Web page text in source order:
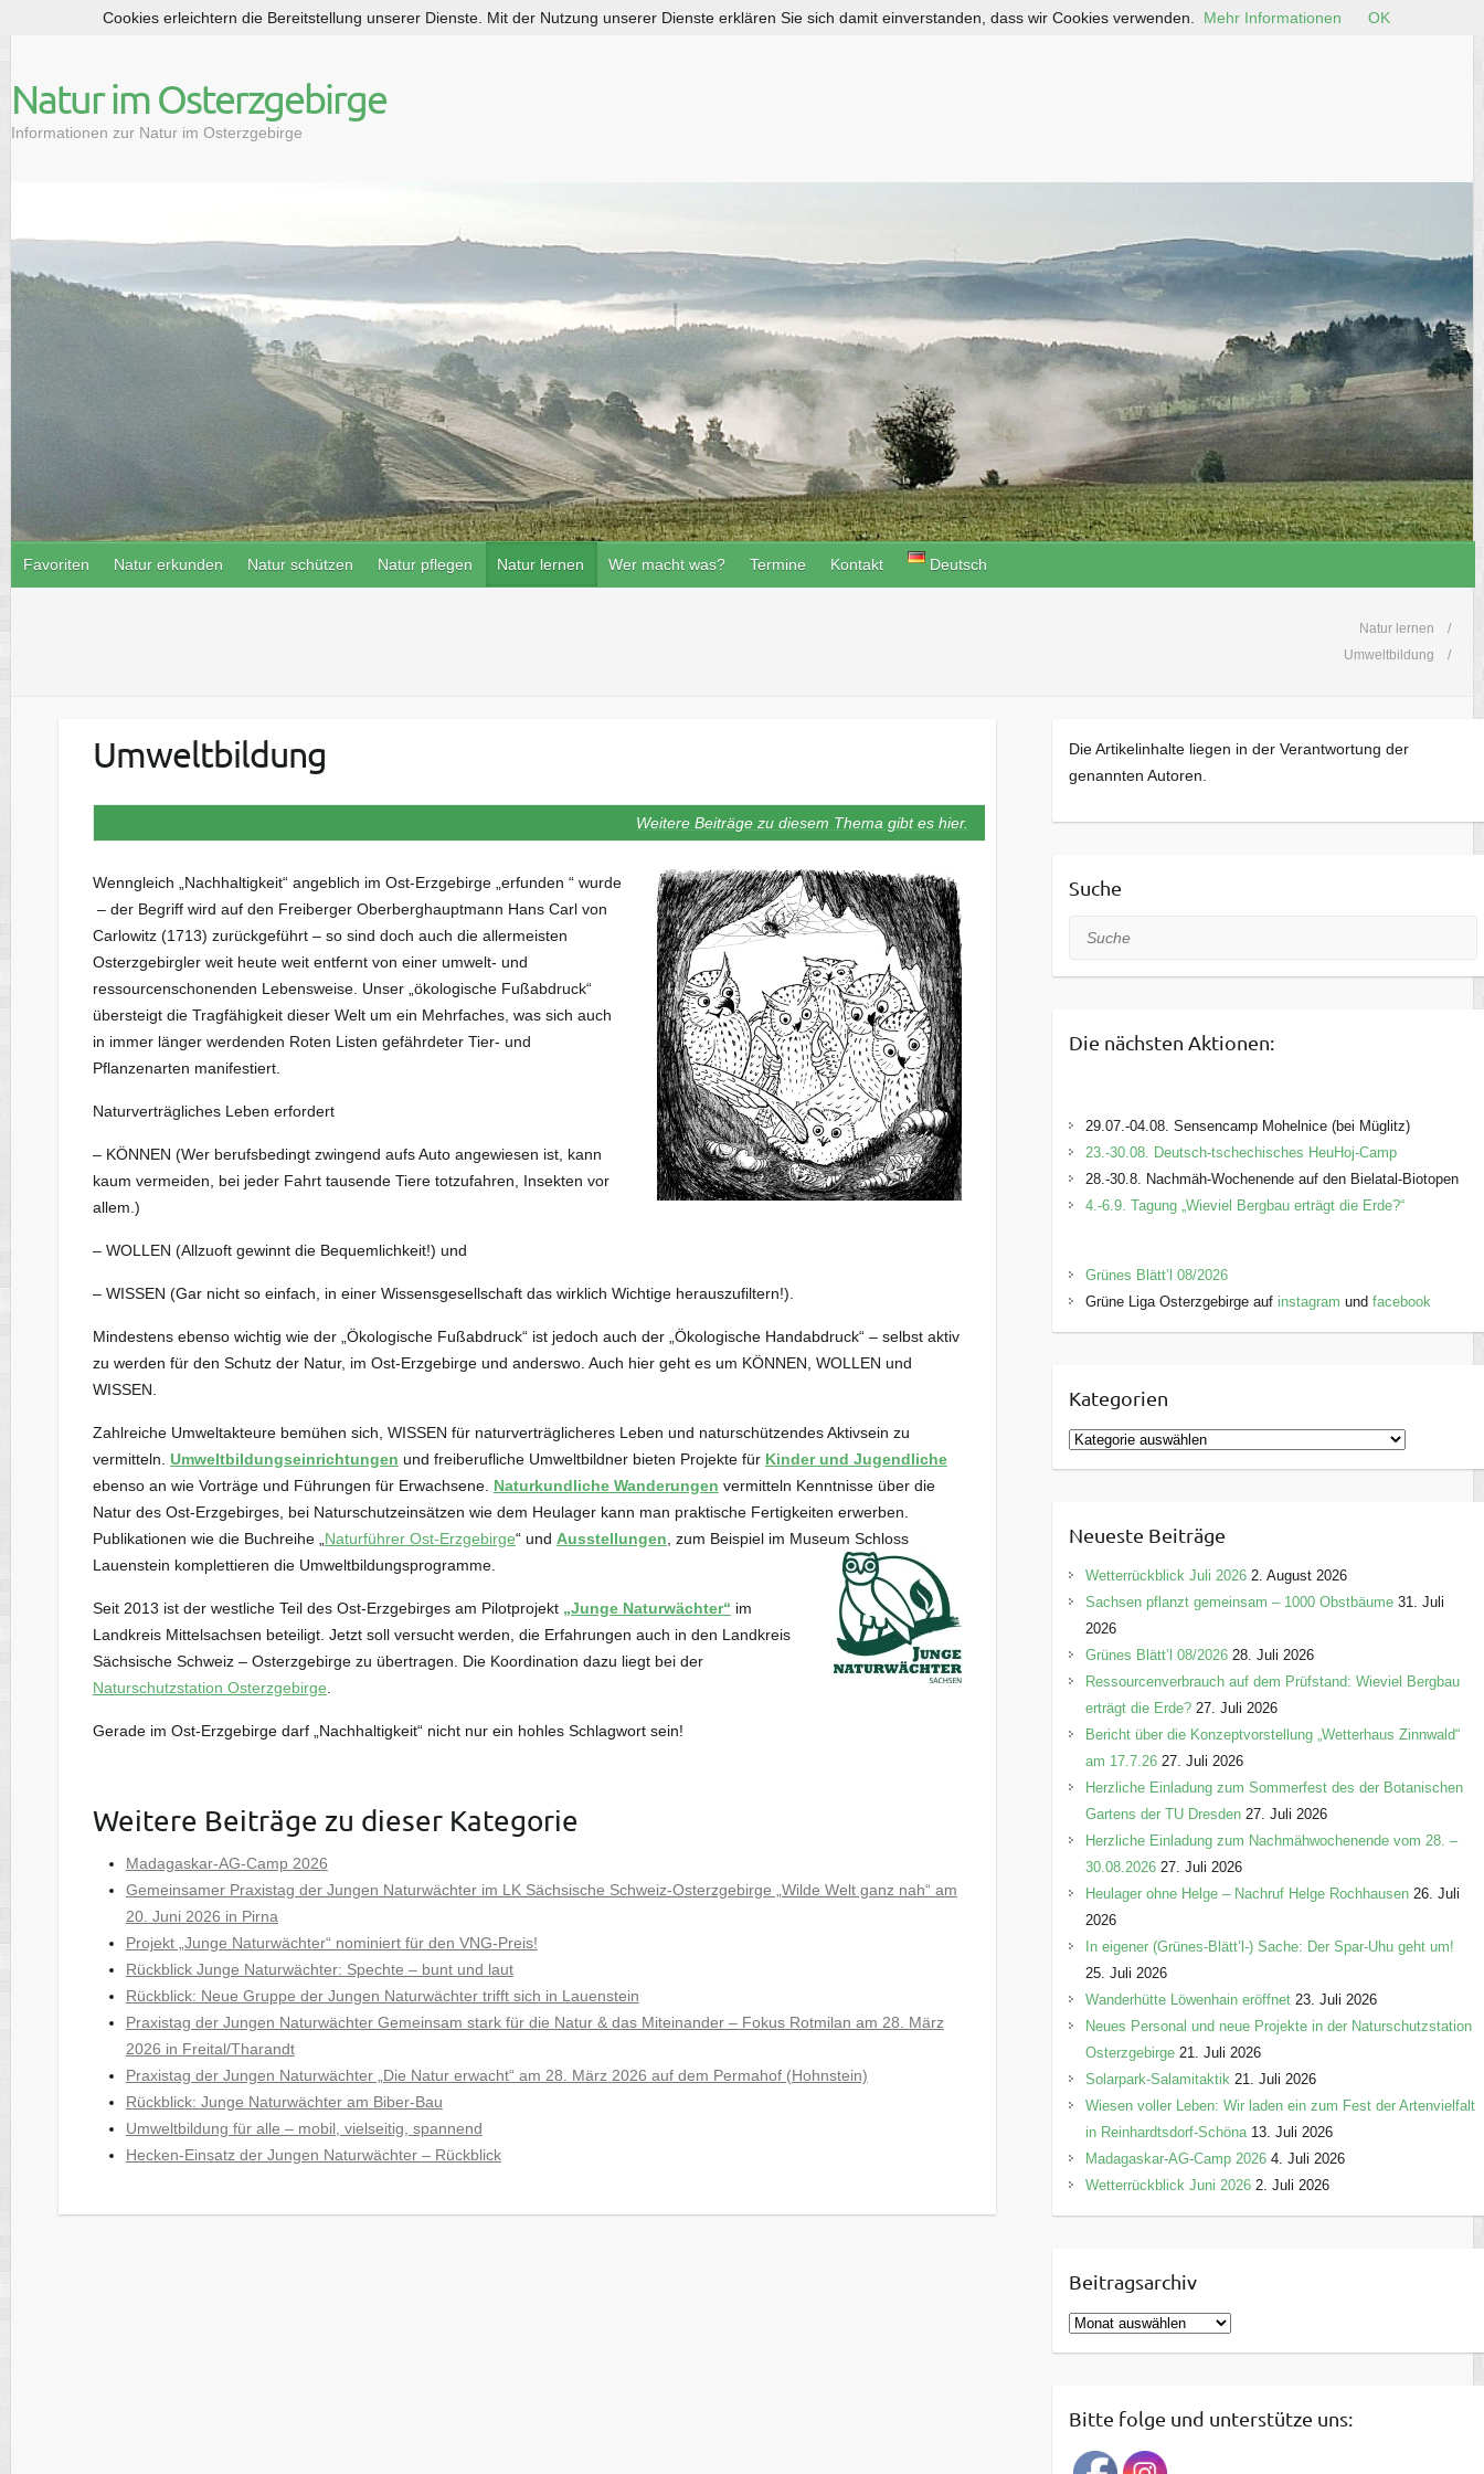
p
t
Natur im Osterzgebirge
Informationen zur Natur im Osterzgebirge
Favoriten Natur erkunden Natur schützen Natur pflegen Natur lernen Wer macht was? Termine Kontakt Deutsch
Natur lernen
Umweltbildung
Umweltbildung
Weitere Beiträge zu diesem Thema gibt es hier.
Wenngleich „Nachhaltigkeit“ angeblich im Ost-Erzgebirge „erfunden “ wurde
– der Begriff wird auf den Freiberger Oberberghauptmann Hans Carl von
Carlowitz (1713) zurückgeführt – so sind doch auch die allermeisten
Osterzgebirgler weit heute weit entfernt von einer umwelt- und
ressourcenschonenden Lebensweise. Unser „ökologische Fußabdruck“
übersteigt die Tragfähigkeit dieser Welt um ein Mehrfaches, was sich auch
in immer länger werdenden Roten Listen gefährdeter Tier- und
Pflanzenarten manifestiert.
Naturverträgliches Leben erfordert
– KÖNNEN (Wer berufsbedingt zwingend aufs Auto angewiesen ist, kann
kaum vermeiden, bei jeder Fahrt tausende Tiere totzufahren, Insekten vor
allem.)
– WOLLEN (Allzuoft gewinnt die Bequemlichkeit!) und
– WISSEN (Gar nicht so einfach, in einer Wissensgesellschaft das wirklich Wichtige herauszufiltern!).
Mindestens ebenso wichtig wie der „Ökologische Fußabdruck“ ist jedoch auch der „Ökologische Handabdruck“ – selbst aktiv
zu werden für den Schutz der Natur, im Ost-Erzgebirge und anderswo. Auch hier geht es um KÖNNEN, WOLLEN und
WISSEN.
Zahlreiche Umweltakteure bemühen sich, WISSEN für naturverträglicheres Leben und naturschützendes Aktivsein zu
vermitteln. Umweltbildungseinrichtungen und freiberufliche Umweltbildner bieten Projekte für Kinder und Jugendliche
ebenso an wie Vorträge und Führungen für Erwachsene. Naturkundliche Wanderungen vermitteln Kenntnisse über die
Natur des Ost-Erzgebirges, bei Naturschutzeinsätzen wie dem Heulager kann man praktische Fertigkeiten erwerben.
Publikationen wie die Buchreihe „ Naturführer Ost-Erzgebirge“ und Ausstellungen , zum Beispiel im Museum Schloss
Lauenstein komplettieren die Umweltbildungsprogramme.
Seit 2013 ist der westliche Teil des Ost-Erzgebirges am Pilotprojekt „Junge Naturwächter“ im
Landkreis Mittelsachsen beteiligt. Jetzt soll versucht werden, die Erfahrungen auch in den Landkreis
Sächsische Schweiz – Osterzgebirge zu übertragen. Die Koordination dazu liegt bei der
Naturschutzstation Osterzgebirge
Gerade im Ost-Erzgebirge darf „Nachhaltigkeit“ nicht nur ein hohles Schlagwort sein!
Weitere Beiträge zu dieser Kategorie
Madagaskar-AG-Camp 2026
Gemeinsamer Praxistag der Jungen Naturwächter im LK Sächsische Schweiz-Osterzgebirge „Wilde Welt ganz nah“ am
20. Juni 2026 in Pirna
Projekt „Junge Naturwächter“ nominiert für den VNG-Preis!
Rückblick Junge Naturwächter: Spechte – bunt und laut
Rückblick: Neue Gruppe der Jungen Naturwächter trifft sich in Lauenstein
Praxistag der Jungen Naturwächter Gemeinsam stark für die Natur & das Miteinander – Fokus Rotmilan am 28. März
2026 in Freital/Tharandt
Praxistag der Jungen Naturwächter „Die Natur erwacht“ am 28. März 2026 auf dem Permahof (Hohnstein)
Rückblick: Junge Naturwächter am Biber-Bau
Umweltbildung für alle – mobil, vielseitig, spannend
Hecken-Einsatz der Jungen Naturwächter – Rückblick
Die Artikelinhalte liegen in der Verantwortung der
genannten Autoren.
Suche
Suche
Die nächsten Aktionen:
29.07.-04.08. Sensencamp Mohelnice (bei Müglitz)
23.-30.08. Deutsch-tschechisches HeuHoj-Camp
28.-30.8. Nachmäh-Wochenende auf den Bielatal-Biotopen
4.-6.9. Tagung „Wieviel Bergbau erträgt die Erde?“
Grünes Blätt’l 08/2026
Grüne Liga Osterzgebirge auf instagram und facebook
Kategorien
K
a
g
o
r
e
n
Neueste Beiträge
Wetterrückblick Juli 2026 2. August 2026
Sachsen pflanzt gemeinsam – 1000 Obstbäume 31. Juli
2026
Grünes Blätt’l 08/2026 28. Juli 2026
Ressourcenverbrauch auf dem Prüfstand: Wieviel Bergbau
erträgt die Erde? 27. Juli 2026
Bericht über die Konzeptvorstellung „Wetterhaus Zinnwald“
am 17.7.26 27. Juli 2026
Herzliche Einladung zum Sommerfest des der Botanischen
Gartens der TU Dresden 27. Juli 2026
Herzliche Einladung zum Nachmähwochenende vom 28. –
30.08.2026 27. Juli 2026
Heulager ohne Helge – Nachruf Helge Rochhausen 26. Juli
2026
In eigener (Grünes-Blätt’l-) Sache: Der Spar-Uhu geht um!
25. Juli 2026
Wanderhütte Löwenhain eröffnet 23. Juli 2026
Neues Personal und neue Projekte in der Naturschutzstation
Osterzgebirge 21. Juli 2026
Solarpark-Salamitaktik 21. Juli 2026
Wiesen voller Leben: Wir laden ein zum Fest der Artenvielfalt
in Reinhardtsdorf-Schöna 13. Juli 2026
Madagaskar-AG-Camp 2026 4. Juli 2026
Wetterrückblick Juni 2026 2. Juli 2026
Beitragsarchiv
B
e
rBitte folge und unterstütze uns:
Cookies erleichtern die Bereitstellung unserer Dienste. Mit der Nutzung unserer Dienste erklären Sie sich damit einverstanden, dass wir Cookies verwenden. Mehr Informationen OK